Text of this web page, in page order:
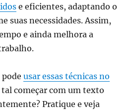
e eficientes, adaptando o
suas necessidades. Assim,
e ainda melhora a
podeusar essas técnicas no
tal começar com um texto
Pratique e veja